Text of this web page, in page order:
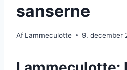
sanserne
Af Lammeculotte 9. december